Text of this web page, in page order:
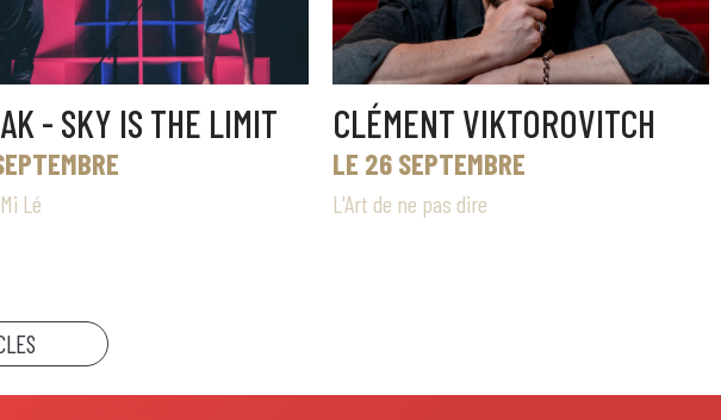
- SKY IS THE LIMIT
Lé
CLÉMENT VIKTOROVITCH
LE 26 SEPTEMBRE
L'Art de ne pas dire